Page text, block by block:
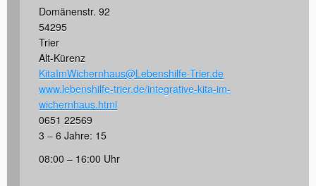
Domänenstr. 92
54295
Trier
Alt-Kürenz
KitaImWichernhaus@Lebenshilfe-Trier.de
www.lebenshilfe-trier.de/integrative-kita-im-
wichernhaus.html
0651 22569
3 – 6 Jahre: 15
08:00 – 16:00 Uhr